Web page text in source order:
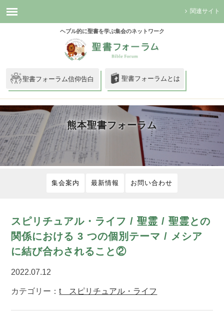
関連サイト
ヘブル的に聖書を学ぶ集会のネットワーク
聖書フォーラム信仰告白 聖書フォーラムとは
熊本聖書フォーラム
集会案内 最新情報 お問い合わせ
スピリチュアル・ライフ / 聖霊 / 聖霊との
関係における 3 つの個別テーマ / メシア
に結び合わされること②
2022.07.12
カテゴリー：t スピリチュアル・ライフ